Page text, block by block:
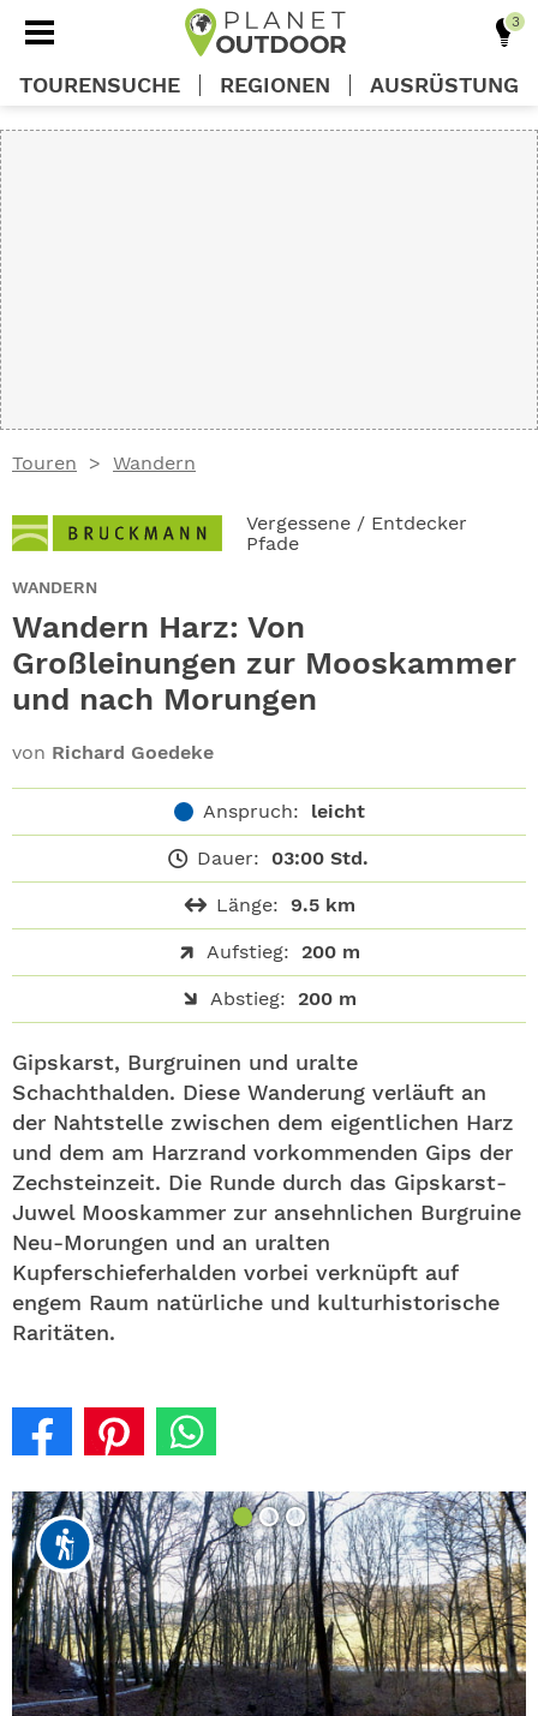
Touren Wandern
Vergessene / Entdecker
Pfade
WANDERN
Wandern Harz: Von
Großleinungen zur Mooskammer
und nach Morungen
von Richard Goedeke
Anspruch: leicht
Dauer: 03:00 Std.
Länge: 9.5 km
Aufstieg: 200 m
Abstieg: 200 m
Gipskarst, Burgruinen und uralte
Schachthalden. Diese Wanderung verläuft an
der Nahtstelle zwischen dem eigentlichen Harz
und dem am Harzrand vorkommenden Gips der
Zechsteinzeit. Die Runde durch das Gipskarst-
Juwel Mooskammer zur ansehnlichen Burgruine
Neu-Morungen und an uralten
Kupferschieferhalden vorbei verknüpft auf
engem Raum natürliche und kulturhistorische
Raritäten.
TOURENSUCHE REGIONEN AUSRÜSTUNG
ABO
NEWSLETTER